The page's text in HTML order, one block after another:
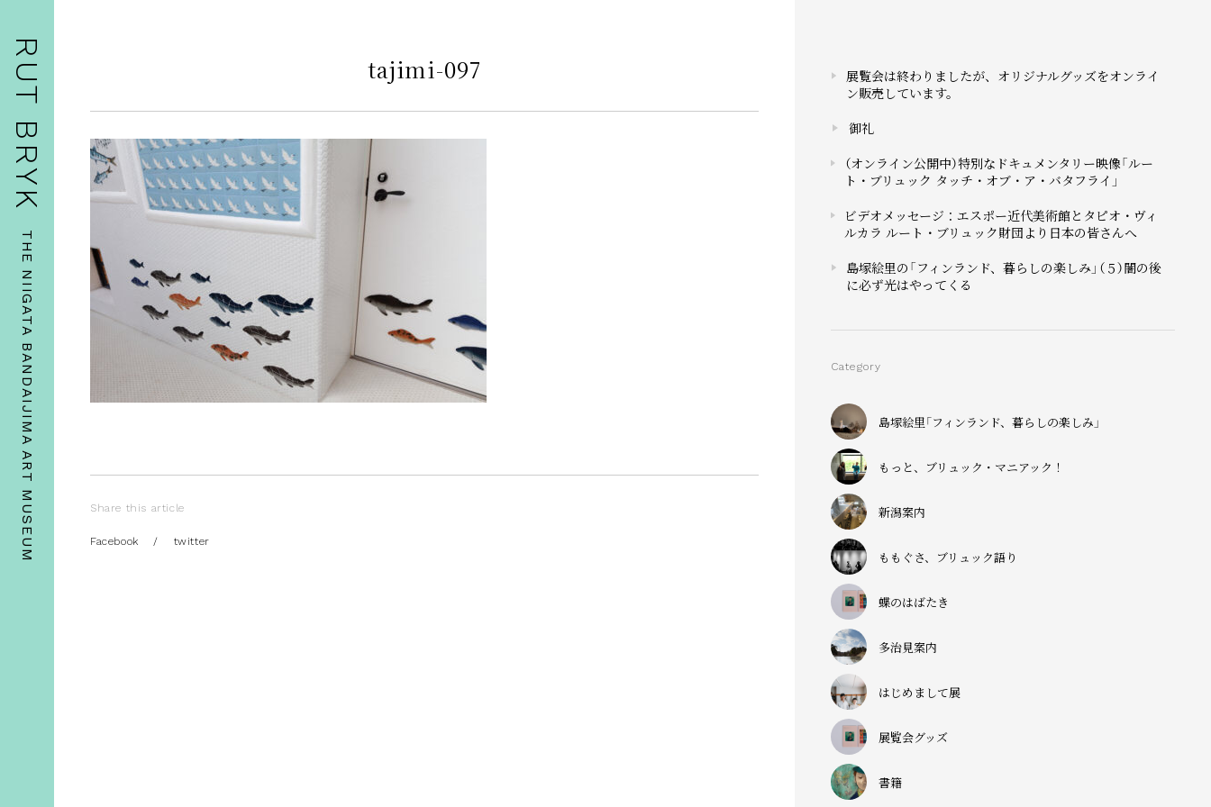
RUT BRYK
THE NIIGATA BANDAIJIMA ART MUSEUM
tajimi-097
Share this article
Facebook / twitter
展覧会は終わりましたが、オリジナルグッズをオンライ
ン販売しています。
御礼
（オンライン公開中）特別なドキュメンタリー映像「ルー
ト・ブリュック タッチ・オブ・ア・バタフライ」
ビデオメッセージ：エスポー近代美術館とタピオ・ヴィ
ルカラ ルート・ブリュック財団より日本の皆さんへ
島塚絵里の「フィンランド、暮らしの楽しみ」（５）闇の後
に必ず光はやってくる
Category
島塚絵里「フィンランド、暮らしの楽しみ」
もっと、ブリュック・マニアック！
新潟案内
ももぐさ、ブリュック語り
蝶のはばたき
多治見案内
はじめまして展
展覧会グッズ
書籍